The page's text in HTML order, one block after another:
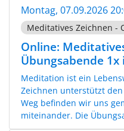
Montag, 07.09.2026
Meditatives Zeichnen -
Online:
Übungsabende
Meditation ist ein
Zeichnen unterstützt
Weg befinden wir uns
miteinander. Die